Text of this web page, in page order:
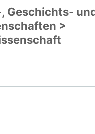
Geschichts-
>